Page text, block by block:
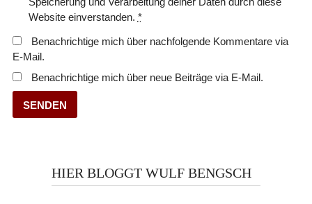
Website einverstanden. *
Benachrichtige mich über nachfolgende Kommentare via
E-Mail.
Benachrichtige mich über neue Beiträge via E-Mail.
HIER BLOGGT WULF BENGSCH